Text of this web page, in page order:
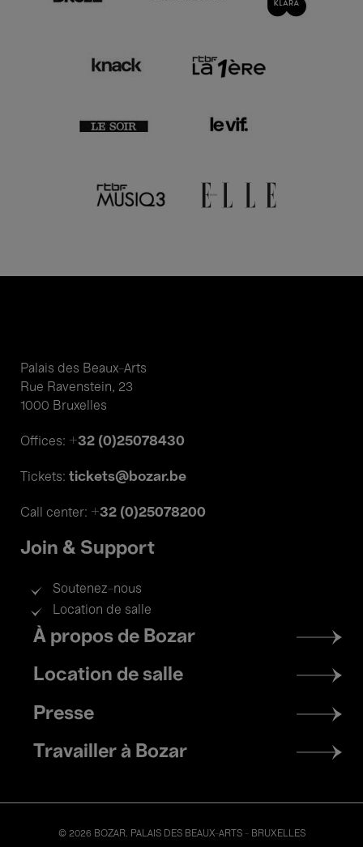
Palais des Beaux-Arts
Rue Ravenstein, 23
1000 Bruxelles
Offices: +32 (0)25078430
Tickets: tickets@bozar.be
Call center: +32 (0)25078200
Join & Support
Soutenez-nous
Location de salle
Footer
menu
À propos de Bozar
Location de salle
Presse
Travailler à Bozar
© 2026 BOZAR. PALAIS DES BEAUX-ARTS - BRUXELLES